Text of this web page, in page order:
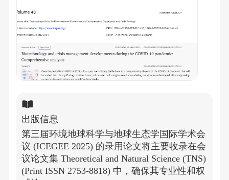
出版信息
第三届环境地球科学与地球生态学国际学术会
议 (ICEGEE 2025) 的录用论文将主要收录在会
议论文集 Theoretical and Natural Science (TNS)
(Print ISSN 2753-8818) 中，确保其专业性和权